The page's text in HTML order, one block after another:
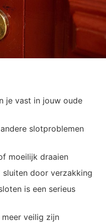
je vast in jouw oude
slotproblemen
moeilijk draaien
sluiten door verzakking
is een serieus
veilig zijn